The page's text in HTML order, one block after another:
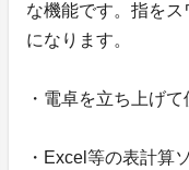
な機能です。指を
になります。
・電卓を立ち上げ
・Excel等の表計算